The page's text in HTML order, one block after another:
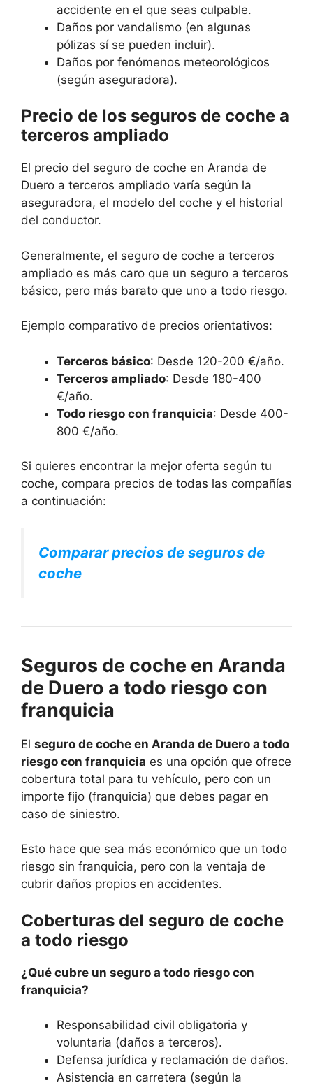
accidente en el que seas culpable.
Daños por vandalismo (en algunas
pólizas sí se pueden incluir).
Daños por fenómenos meteorológicos
(según aseguradora).
Precio de los seguros de coche a
terceros ampliado
El precio del seguro de coche en Aranda de
Duero a terceros ampliado varía según la
aseguradora, el modelo del coche y el historial
del conductor.
Generalmente, el seguro de coche a terceros
ampliado es más caro que un seguro a terceros
básico, pero más barato que uno a todo riesgo.
Ejemplo comparativo de precios orientativos:
Terceros básico: Desde 120-200 €/año.
Terceros ampliado: Desde 180-400
€/año.
Todo riesgo con franquicia: Desde 400-
800 €/año.
Si quieres encontrar la mejor oferta según tu
coche, compara precios de todas las compañías
a continuación:
Comparar precios de seguros de
coche
Seguros de coche en Aranda
de Duero a todo riesgo con
franquicia
El seguro de coche en Aranda de Duero a todo
riesgo con franquicia es una opción que ofrece
cobertura total para tu vehículo, pero con un
importe fijo (franquicia) que debes pagar en
caso de siniestro.
Esto hace que sea más económico que un todo
riesgo sin franquicia, pero con la ventaja de
cubrir daños propios en accidentes.
Coberturas del seguro de coche
a todo riesgo
¿Qué cubre un seguro a todo riesgo con
franquicia?
Responsabilidad civil obligatoria y
voluntaria (daños a terceros).
Defensa jurídica y reclamación de daños.
Asistencia en carretera (según la